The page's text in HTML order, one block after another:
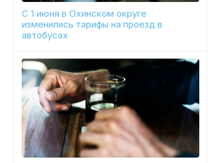
С 1 июня в Охинском округе
изменились тарифы на проезд в
автобусах